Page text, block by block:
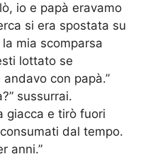
io e papà eravamo
si era spostata su
mia scomparsa
lottato se
con papà.”
sussurrai.
giacca e tirò fuori
dal tempo.
anni.”